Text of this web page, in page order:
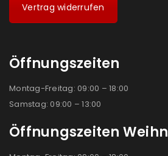
Vertrag widerrufen
Öffnungszeiten
Montag-Freitag: 09:00 – 18:00
Samstag: 09:00 – 13:00
Öffnungszeiten